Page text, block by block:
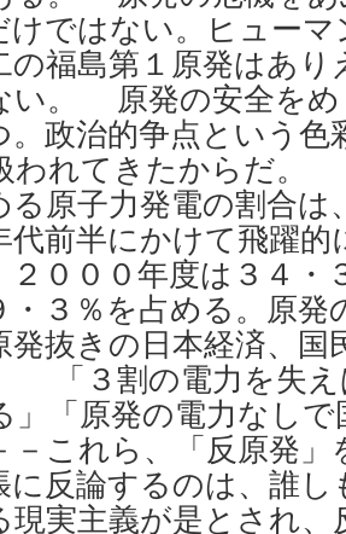
けではない。ヒュー
の福島第１原発はあ
い。 原発の安全をめ
。政治的争点という
われてきたからだ。
る原子力発電の割合は
代前半にかけて飛躍的
２０００年度は３４・
・３％を占める。原発
発抜きの日本経済、
「３割の電力を失え
」「原発の電力なし
－これら、「反原発
に反論するのは、誰
現実主義が是とされ